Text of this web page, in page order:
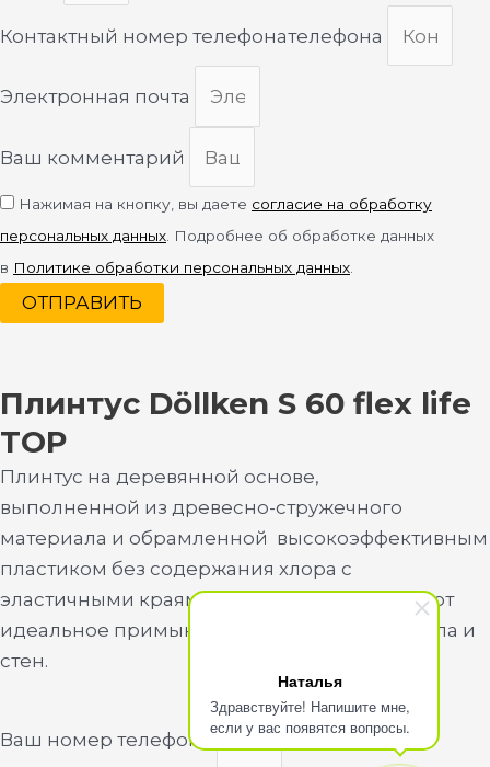
Наталья
Здравствуйте! Напишите мне,
если у вас появятся вопросы.
Контактный номер телефонателефона
Электронная почта
Ваш комментарий
Нажимая на кнопку, вы даете согласие на обработку
персональных данных. Подробнее об обработке данных
в Политике обработки персональных данных.
ОТПРАВИТЬ
Плинтус Döllken S 60 flex life
TOP
Плинтус на деревянной основе,
выполненной из древесно-стружечного
материала и обрамленной высокоэффективным
пластиком без содержания хлора с
эластичными краями, которые обеспечивают
идеальное примыкание к поверхностям пола и
стен.
Ваш номер телефона